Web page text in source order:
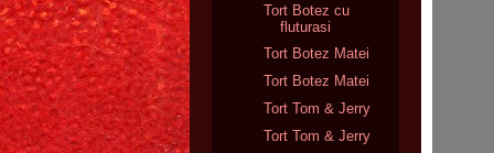
Tort Botez cu
fluturasi
Tort Botez Matei
Tort Botez Matei
Tort Tom & Jerry
Tort Tom & Jerry